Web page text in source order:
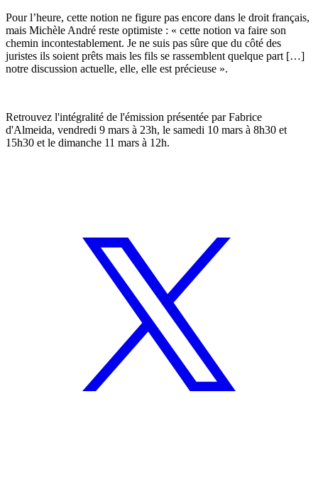
Pour l’heure, cette notion ne figure pas encore dans le droit français,
mais Michèle André reste optimiste : « cette notion va faire son
chemin incontestablement. Je ne suis pas sûre que du côté des
juristes ils soient prêts mais les fils se rassemblent quelque part […]
notre discussion actuelle, elle, elle est précieuse ».
Retrouvez l'intégralité de l'émission présentée par Fabrice
d'Almeida, vendredi 9 mars à 23h, le samedi 10 mars à 8h30 et
15h30 et le dimanche 11 mars à 12h.